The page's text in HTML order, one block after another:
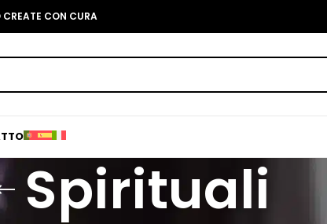
CON CURA
Spirituali